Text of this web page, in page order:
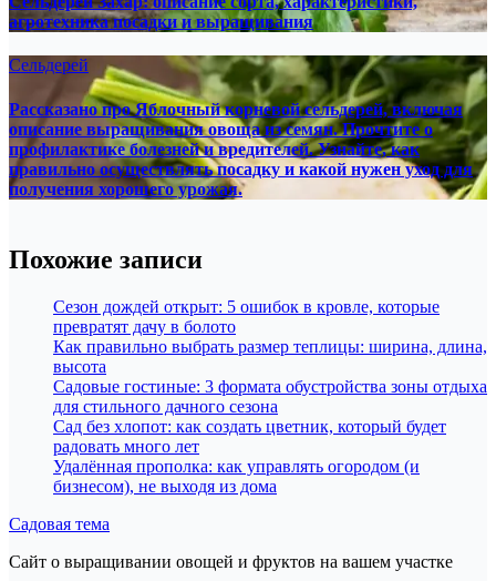
агротехника посадки и выращивания
Сельдерей
Рассказано про Яблочный корневой сельдерей, включая
описание выращивания овоща из семян. Прочтите о
профилактике болезней и вредителей. Узнайте, как
правильно осуществлять посадку и какой нужен уход для
получения хорошего урожая.
Похожие записи
Сезон дождей открыт: 5 ошибок в кровле, которые
превратят дачу в болото
Как правильно выбрать размер теплицы: ширина, длина,
высота
Садовые гостиные: 3 формата обустройства зоны отдыха
для стильного дачного сезона
Сад без хлопот: как создать цветник, который будет
радовать много лет
Удалённая прополка: как управлять огородом (и
бизнесом), не выходя из дома
Садовая тема
Сайт о выращивании овощей и фруктов на вашем участке